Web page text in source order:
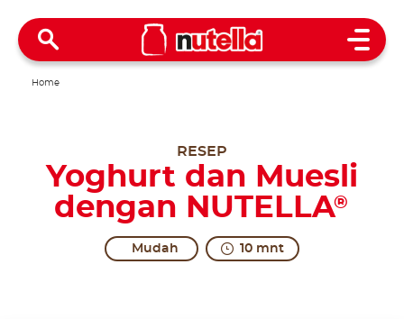
Open
Home
RESEP
Yoghurt dan Muesli
dengan NUTELLA®
Mudah 10 mnt